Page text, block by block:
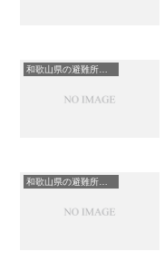
和歌山県の避難所一覧
和歌山県の避難所一覧